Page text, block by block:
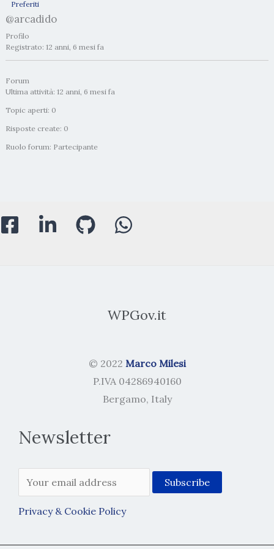
Preferiti
@arcadido
Profilo
Registrato: 12 anni, 6 mesi fa
Forum
Ultima attività: 12 anni, 6 mesi fa
Topic aperti: 0
Risposte create: 0
Ruolo forum: Partecipante
WPGov.it
© 2022 Marco Milesi
P.IVA 04286940160
Bergamo, Italy
Newsletter
Privacy & Cookie Policy